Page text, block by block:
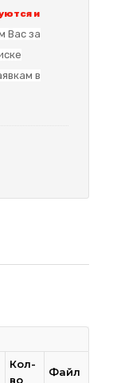
и
Вас за
в
Кол-
во
Файл